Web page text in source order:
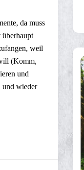
da muss
weil
(Komm,
und
wieder